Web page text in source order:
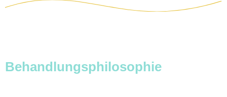
Behandlungsphilosophie